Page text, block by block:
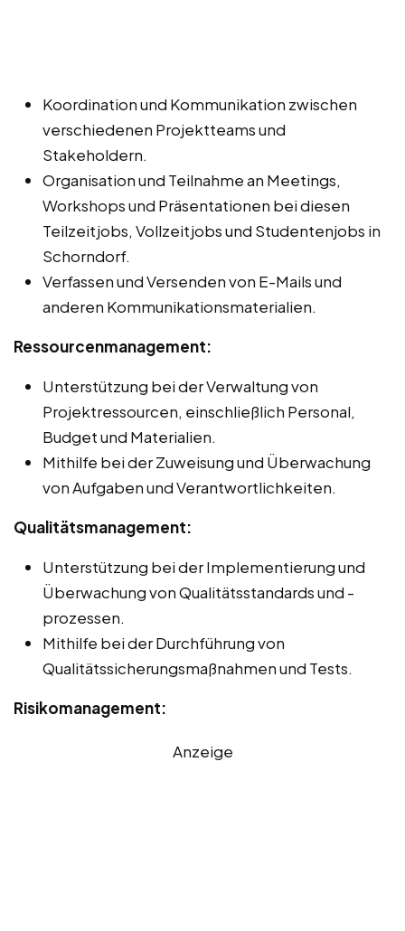
Koordination und Kommunikation zwischen
verschiedenen Projektteams und
Stakeholdern.
Organisation und Teilnahme an Meetings,
Workshops und Präsentationen bei diesen
Teilzeitjobs, Vollzeitjobs und Studentenjobs in
Schorndorf.
Verfassen und Versenden von E-Mails und
anderen Kommunikationsmaterialien.
Ressourcenmanagement:
Unterstützung bei der Verwaltung von
Projektressourcen, einschließlich Personal,
Budget und Materialien.
Mithilfe bei der Zuweisung und Überwachung
von Aufgaben und Verantwortlichkeiten.
Qualitätsmanagement:
Unterstützung bei der Implementierung und
Überwachung von Qualitätsstandards und -
prozessen.
Mithilfe bei der Durchführung von
Qualitätssicherungsmaßnahmen und Tests.
Risikomanagement:
Anzeige